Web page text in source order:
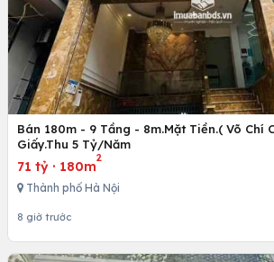
Bán 180m - 9 Tầng - 8m.Mặt Tiền.( Võ Chí
Giấy.Thu 5 Tỷ/Năm
71 tỷ · 180m
2
Thành phố Hà Nội
8 giờ trước